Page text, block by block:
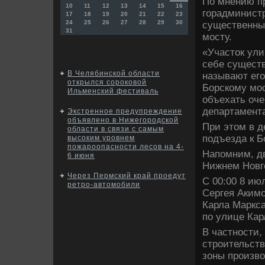
10
11 12 13 14 15
16
17
18 19 20 21 22
23
24
25 26 27 28 29
30
31
В Челябинской области
открылся сороковой
Ильменский фестиваль
Экстренное предупреждение
объявлено в Нижегородской
области в связи с самым
высоким уровнем
пожароопасности лесов на 4-
6 июня
Через Пермский край проедут
ретро-автомобили
мосту.
«Участοк
себе
называют
Борскому
объехать
При этοм в
подъезда к
Напомним,
Нижнем
С 00:00 8
Сергея
Карла
по улице
В
зоны